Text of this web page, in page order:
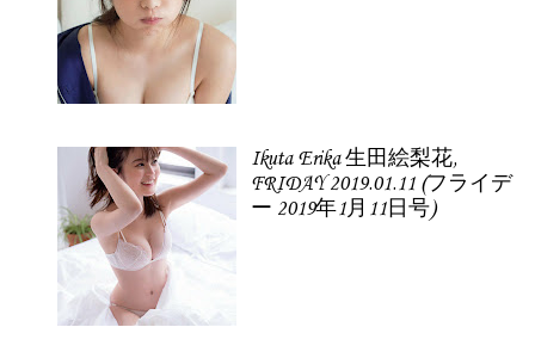
Ikuta Erika 生田絵梨花,
FRIDAY 2019.01.11 (フライデ
ー 2019年1月11日号)